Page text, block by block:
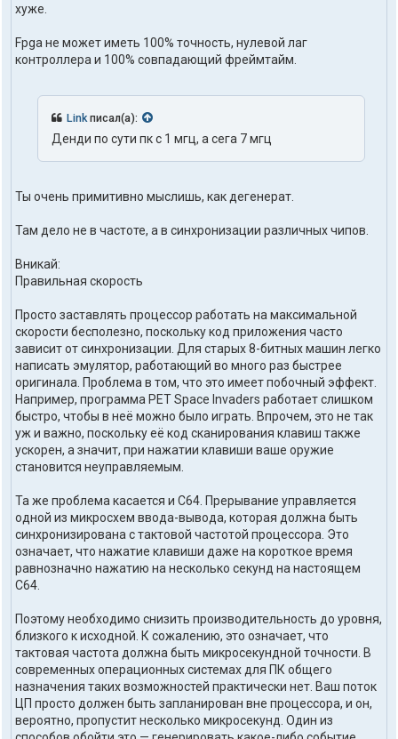
h
1
хуже.
Fpga не может иметь 100% точность, нулевой лаг
контроллера и 100% совпадающий фреймтайм.
Link писал(а):
Денди по сути пк с 1 мгц, а сега 7 мгц
Ты очень примитивно мыслишь, как дегенерат.
Там дело не в частоте, а в синхронизации различных чипов.
Вникай:
Правильная скорость
Просто заставлять процессор работать на максимальной
скорости бесполезно, поскольку код приложения часто
зависит от синхронизации. Для старых 8-битных машин легко
написать эмулятор, работающий во много раз быстрее
оригинала. Проблема в том, что это имеет побочный эффект.
Например, программа PET Space Invaders работает слишком
быстро, чтобы в неё можно было играть. Впрочем, это не так
уж и важно, поскольку её код сканирования клавиш также
ускорен, а значит, при нажатии клавиши ваше оружие
становится неуправляемым.
Та же проблема касается и C64. Прерывание управляется
одной из микросхем ввода-вывода, которая должна быть
синхронизирована с тактовой частотой процессора. Это
означает, что нажатие клавиши даже на короткое время
равнозначно нажатию на несколько секунд на настоящем
C64.
Поэтому необходимо снизить производительность до уровня,
близкого к исходной. К сожалению, это означает, что
тактовая частота должна быть микросекундной точности. В
современных операционных системах для ПК общего
назначения таких возможностей практически нет. Ваш поток
ЦП просто должен быть запланирован вне процессора, и он,
вероятно, пропустит несколько микросекунд. Один из